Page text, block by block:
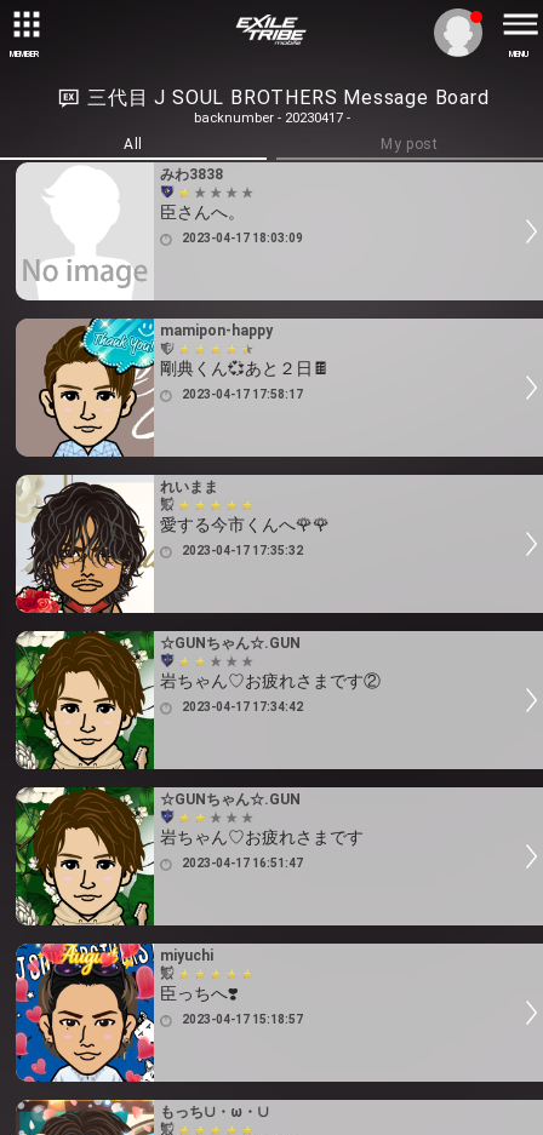
MEMBER MENU
三代目 J SOUL BROTHERS Message Board
backnumber - 20230417 -
All
My post
みわ3838
臣さんへ。
2023-04-17 18:03:09
mamipon-happy
剛典くん💞あと２日🍫
2023-04-17 17:58:17
れいまま
愛する今市くんへ🌹🌹
2023-04-17 17:35:32
☆GUNちゃん☆.GUN
岩ちゃん♡お疲れさまです②
2023-04-17 17:34:42
☆GUNちゃん☆.GUN
岩ちゃん♡お疲れさまです
2023-04-17 16:51:47
miyuchi
臣っちへ❣️
2023-04-17 15:18:57
もっち∪・ω・∪